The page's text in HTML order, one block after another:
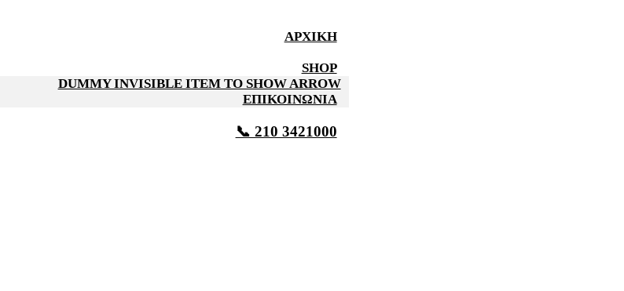
ΑΡΧΙΚΉ
SHOP
DUMMY INVISIBLE ITEM TO SHOW ARROW
ΕΠΙΚΟΙΝΩΝΊΑ
📞 210 3421000